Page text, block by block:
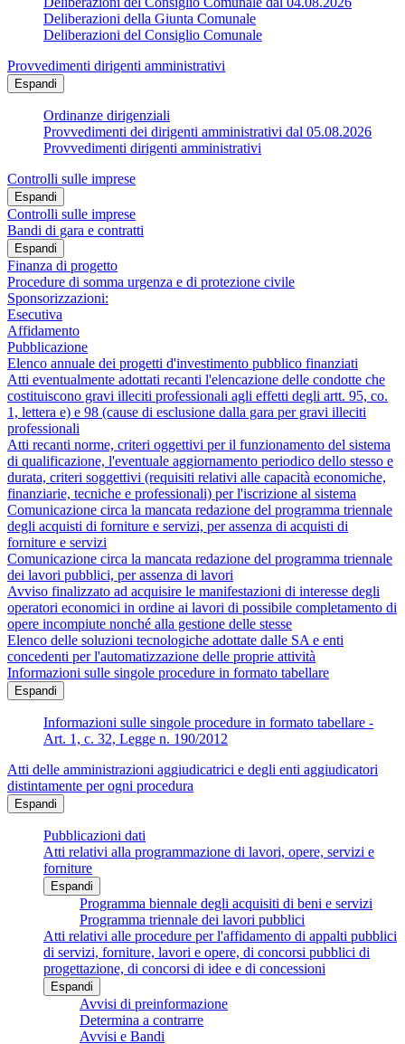
Deliberazioni della Giunta Comunale
Deliberazioni del Consiglio Comunale
Provvedimenti dirigenti amministrativi
Espandi
Ordinanze dirigenziali
Provvedimenti dei dirigenti amministrativi dal 05.08.2026
Provvedimenti dirigenti amministrativi
Controlli sulle imprese
Espandi
Controlli sulle imprese
Bandi di gara e contratti
Espandi
Finanza di progetto
Procedure di somma urgenza e di protezione civile
Sponsorizzazioni:
Esecutiva
Affidamento
Pubblicazione
Elenco annuale dei progetti d'investimento pubblico finanziati
Atti eventualmente adottati recanti l'elencazione delle condotte che
costituiscono gravi illeciti professionali agli effetti degli artt. 95, co.
1, lettera e) e 98 (cause di esclusione dalla gara per gravi illeciti
professionali
Atti recanti norme, criteri oggettivi per il funzionamento del sistema
di qualificazione, l'eventuale aggiornamento periodico dello stesso e
durata, criteri soggettivi (requisiti relativi alle capacità economiche,
finanziarie, tecniche e professionali) per l'iscrizione al sistema
Comunicazione circa la mancata redazione del programma triennale
degli acquisti di forniture e servizi, per assenza di acquisti di
forniture e servizi
Comunicazione circa la mancata redazione del programma triennale
dei lavori pubblici, per assenza di lavori
Avviso finalizzato ad acquisire le manifestazioni di interesse degli
operatori economici in ordine ai lavori di possibile completamento di
opere incompiute nonché alla gestione delle stesse
Elenco delle soluzioni tecnologiche adottate dalle SA e enti
concedenti per l'automatizzazione delle proprie attività
Informazioni sulle singole procedure in formato tabellare
Espandi
Informazioni sulle singole procedure in formato tabellare -
Art. 1, c. 32, Legge n. 190/2012
Atti delle amministrazioni aggiudicatrici e degli enti aggiudicatori
distintamente per ogni procedura
Espandi
Pubblicazioni dati
Atti relativi alla programmazione di lavori, opere, servizi e
forniture
Espandi
Programma biennale degli acquisiti di beni e servizi
Programma triennale dei lavori pubblici
Atti relativi alle procedure per l'affidamento di appalti pubblici
di servizi, forniture, lavori e opere, di concorsi pubblici di
progettazione, di concorsi di idee e di concessioni
Espandi
Avvisi di preinformazione
Determina a contrarre
Avvisi e Bandi